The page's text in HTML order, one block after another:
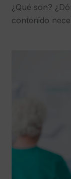
¿Qué son?
contenido